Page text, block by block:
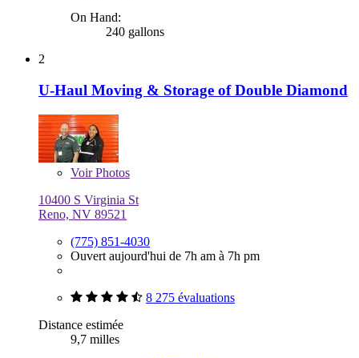
On Hand:
240 gallons
2
U-Haul Moving & Storage of Double Diamond
VoirPhotos
10400 S Virginia St
Reno, NV 89521
(775) 851-4030
Ouvert aujourd'hui de 7h am à 7h pm
8 275 évaluations
Distance estimée
9,7 milles